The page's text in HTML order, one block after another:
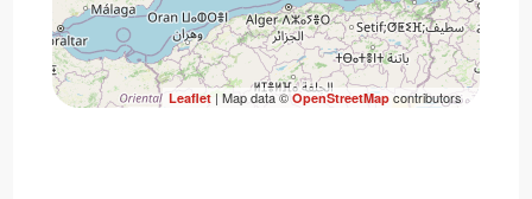
Leaflet| Map data ©OpenStreetMapcontributors